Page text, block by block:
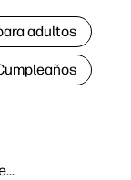
adultos